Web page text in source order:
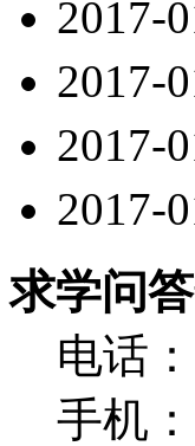
2017-
2017-
2017-
2017-
求学问答
电话
手机